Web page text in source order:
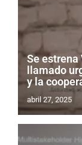
Se estrena
llamado
y la
abril 27, 2025